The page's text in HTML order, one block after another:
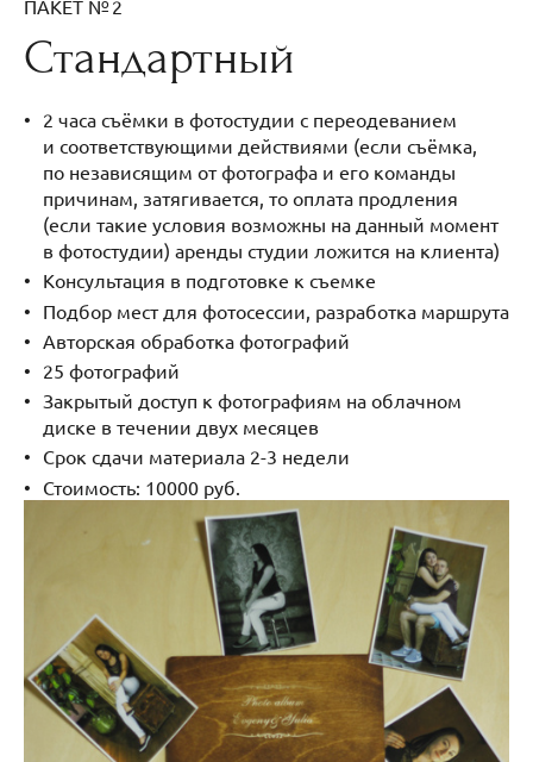
ПАКЕТ № 2
Стандартный
2 часа съёмки в фотостудии с переодеванием
и соответствующими действиями (если съёмка,
по независящим от фотографа и его команды
причинам, затягивается, то оплата продления
(если такие условия возможны на данный момент
в фотостудии) аренды студии ложится на клиента)
Консультация в подготовке к съемке
Подбор мест для фотосессии, разработка маршрута
Авторская обработка фотографий
25 фотографий
Закрытый доступ к фотографиям на облачном
диске в течении двух месяцев
Срок сдачи материала 2-3 недели
Стоимость: 10000 руб.